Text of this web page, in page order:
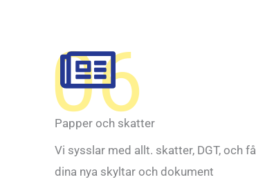
06
Papper och skatter
Vi sysslar med allt. skatter, DGT, och få
dina nya skyltar och dokument